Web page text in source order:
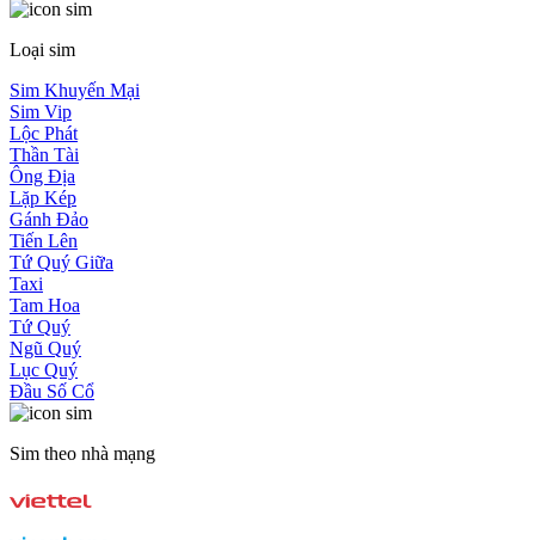
Loại sim
Sim Khuyến Mại
Sim Vip
Lộc Phát
Thần Tài
Ông Địa
Lặp Kép
Gánh Đảo
Tiến Lên
Tứ Quý Giữa
Taxi
Tam Hoa
Tứ Quý
Ngũ Quý
Lục Quý
Đầu Số Cổ
Sim theo nhà mạng